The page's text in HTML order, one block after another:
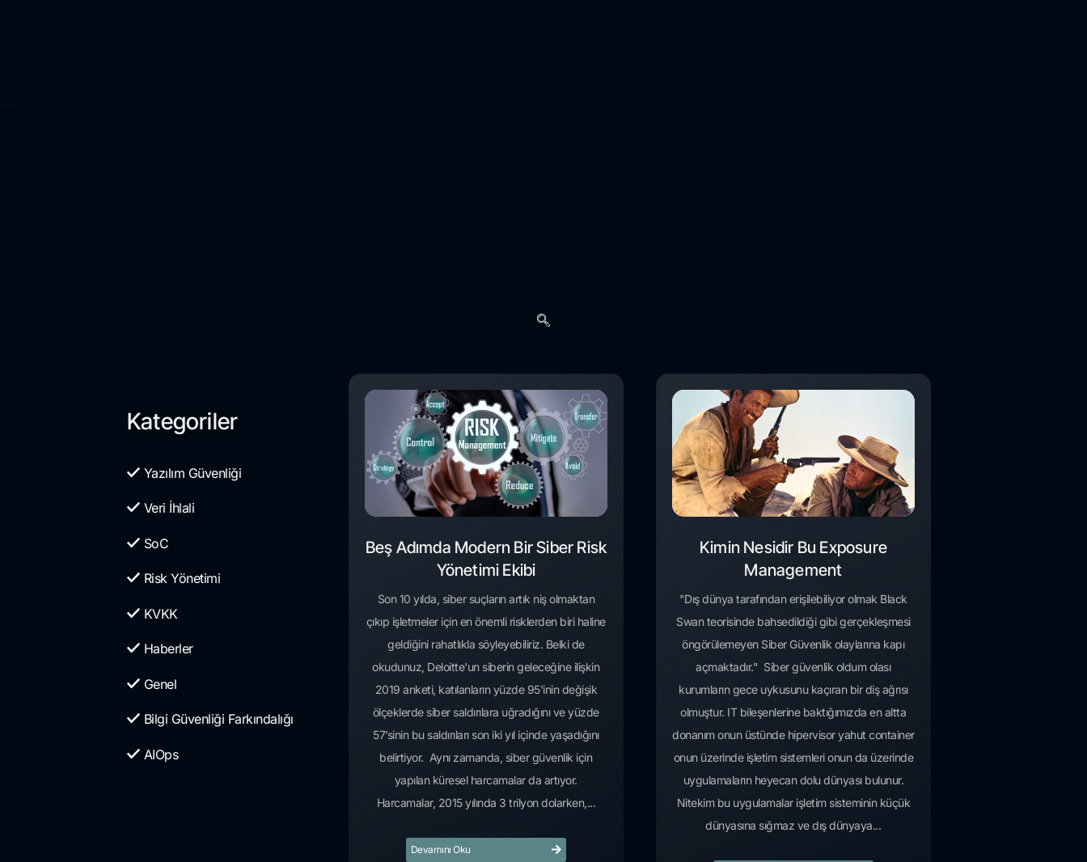
Kategoriler
Yazılım Güvenliği
Veri İhlali
SoC
Risk Yönetimi
KVKK
Haberler
Genel
Bilgi Güvenliği Farkındalığı
AIOps
Beş Adımda Modern Bir Siber Risk
Yönetimi Ekibi
Son 10 yılda, siber suçların artık niş olmaktan
çıkıp işletmeler için en önemli risklerden biri haline
geldiğini rahatlıkla söyleyebiliriz. Belki de
okudunuz, Deloitte'un siberin geleceğine ilişkin
2019 anketi, katılanların yüzde 95'inin değişik
ölçeklerde siber saldırılara uğradığını ve yüzde
57’sinin bu saldırıları son iki yıl içinde yaşadığını
belirtiyor. Aynı zamanda, siber güvenlik için
yapılan küresel harcamalar da artıyor.
Harcamalar, 2015 yılında 3 trilyon dolarken,...
Devamını Oku
Kimin Nesidir Bu Exposure
Management
"Dış dünya tarafından erişilebiliyor olmak Black
Swan teorisinde bahsedildiği gibi gerçekleşmesi
öngörülemeyen Siber Güvenlik olaylarına kapı
açmaktadır." Siber güvenlik oldum olası
kurumların gece uykusunu kaçıran bir diş ağrısı
olmuştur. IT bileşenlerine baktığımızda en altta
donanım onun üstünde hipervisor yahut container
onun üzerinde işletim sistemleri onun da üzerinde
uygulamaların heyecan dolu dünyası bulunur.
Nitekim bu uygulamalar işletim sisteminin küçük
dünyasına sığmaz ve dış dünyaya...